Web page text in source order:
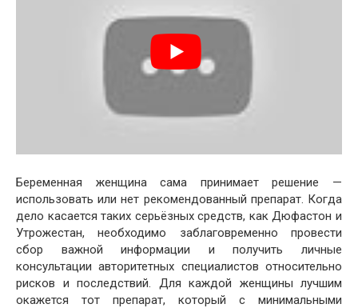
Беременная женщина сама принимает решение —
использовать или нет рекомендованный препарат. Когда
дело касается таких серьёзных средств, как Дюфастон и
Утрожестан, необходимо заблаговременно провести
сбор важной информации и получить личные
консультации авторитетных специалистов относительно
рисков и последствий. Для каждой женщины лучшим
окажется тот препарат, который с минимальными